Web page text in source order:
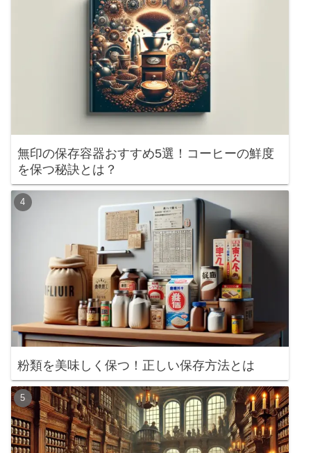
無印の保存容器おすすめ5選！コーヒーの鮮度
を保つ秘訣とは？
粉類を美味しく保つ！正しい保存方法とは